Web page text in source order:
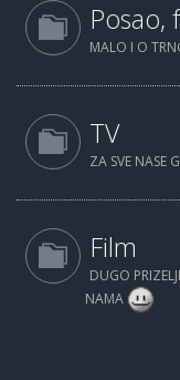
Posao,
MALO I O
TV
ZA SVE NASE
Film
DUGO
NAMA